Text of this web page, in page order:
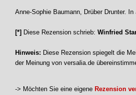
Anne-Sophie Baumann, Drüber Drunter.
[*] Diese Rezension schrieb: Winfried
Hinweis: Diese Rezension spiegelt die
der Meinung von versalia.de
-> Möchten Sie eine eigene Rezension